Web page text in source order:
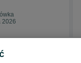
2026